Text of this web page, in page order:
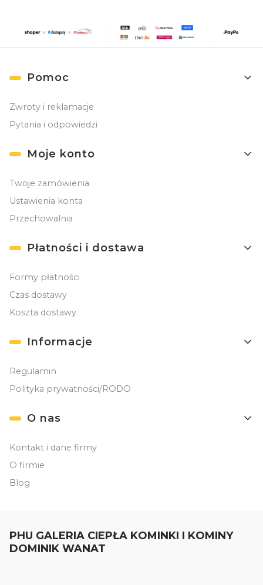
Linki w stopce
Pomoc
Zwroty i reklamacje
Pytania i odpowiedzi
Moje konto
Twoje zamówienia
Ustawienia konta
Przechowalnia
Płatności i dostawa
Formy płatności
Czas dostawy
Koszta dostawy
Informacje
Regulamin
Polityka prywatności/RODO
O nas
Kontakt i dane firmy
O firmie
Blog
PHU GALERIA CIEPŁA KOMINKI I KOMINY
DOMINIK WANAT